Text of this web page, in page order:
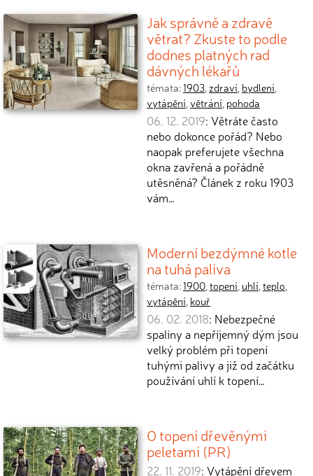
Jak správně a zdravě
větrat? Zkuste to podle
dodnes platných rad
dávných lékařů
témata:1903, zdraví, bydlení,
vytápění,větrání, pohoda
06. 12. 2019: Větráte často
nebo dokonce pořád? Nebo
naopak preferujete všechna
okna zavřená a pořádně
utěsněná? Článek z roku 1903
vám…
Moderní bezdýmné kotle
na tuhá paliva
témata:1900,topení, uhlí,teplo,
vytápění, kouř
06. 02. 2018: Nebezpečné
spaliny a nepříjemný dým jsou
velký problém při topení
tuhými palivy a již od začátku
používání uhlí k topení…
O topení dřevěnými
peletami (PR)
22. 11. 2019: Vytápění dřevem